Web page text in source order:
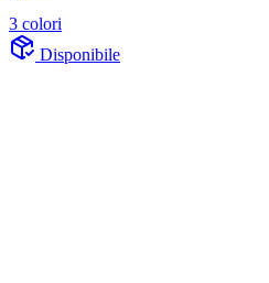
3 colori
Disponibile